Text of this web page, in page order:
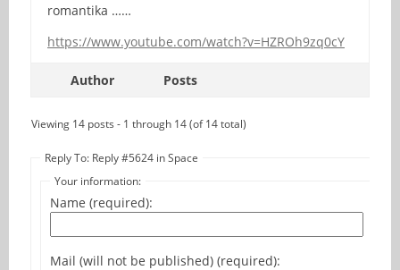
romantika ……
https://www.youtube.com/watch?v=HZROh9zq0cY
Author Posts
Viewing 14 posts - 1 through 14 (of 14 total)
Reply To: Reply #5624 in Space
Your information:
Name (required):
Mail (will not be published) (required):